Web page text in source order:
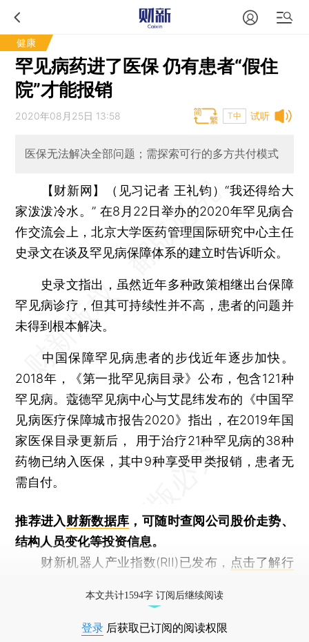
健康
罕见病药进了医保 仍有患者“假住
院”才能报销
试听
2020年08月25日 13:58 T中
医保无法解决全部问题；需探索可行的多方共付模式
【财新网】（见习记者 王礼钧）“我还得给大
家泼泼冷水。” 在8月22日举办的2020年罕见病合
作交流会上，北京大学医药管理国际研究中心主任
史录文在谈及罕见病保障体系的建立时告诉听众。
史录文指出，虽然近年多种政策相继出台保障
罕见病诊疗，但其可持续性并不高，患者的问题并
未得到根本解决。
中国保障罕见病患者的步伐近年逐步加快。
2018年，《第一批罕见病目录》公布，包含121种
罕见病。蔻德罕见病中心与艾昆纬发布的《中国罕
见病医疗保障城市报告2020》指出，在2019年国
家医保目录更新后， 用于治疗21种罕见病的38种
药物已纳入医保，其中9种享受甲类报销，患者无
需自付。
推荐进入财新数据库 ，可随时查阅公司股价走势、
结构人员变化等投资信息。
财新机器人产业指数(RII)已发布， 点击了解行
本文共计1594字 订阅后继续阅读
登录 后获取已订阅的阅读权限